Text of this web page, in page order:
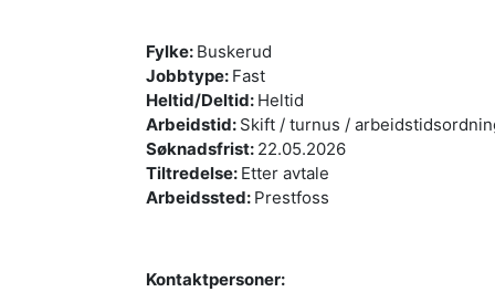
Fylke: Buskerud
Jobbtype: Fast
Heltid/Deltid: Heltid
Arbeidstid: Skift / turnus /
Søknadsfrist: 22.05.2026
Tiltredelse: Etter avtale
Arbeidssted: Prestfoss
Kontaktpersoner: